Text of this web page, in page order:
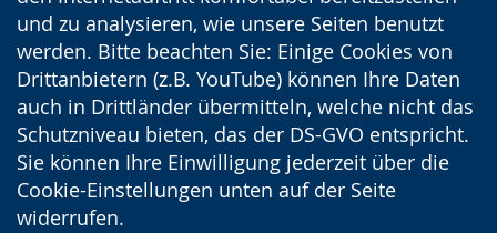
und zu analysieren, wie unsere Seiten benutzt
werden. Bitte beachten Sie: Einige Cookies von
Drittanbietern (z.B. YouTube) können Ihre Daten
auch in Drittländer übermitteln, welche nicht das
Schutzniveau bieten, das der DS-GVO entspricht.
Sie können Ihre Einwilligung jederzeit über die
Cookie-Einstellungen unten auf der Seite
widerrufen.